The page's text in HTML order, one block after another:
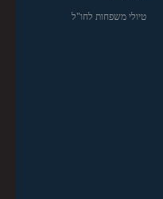
טיולי משפחות לחו"ל